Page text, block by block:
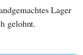
Lager
gelohnt.